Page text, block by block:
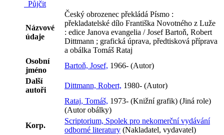
Půjčit
Názvové
údaje
Český obrozenec překládá Písmo :
překladatelské dílo Františka Novotného z Luže
: edice Janova evangelia / Josef Bartoň, Robert
Dittmann ; grafická úprava, předtisková příprava
a obálka Tomáš Rataj
Osobní
jméno
Bartoň, Josef, 1966- (Autor)
Další
autoři
Dittmann, Robert, 1980- (Autor)
Rataj, Tomáš, 1973- (Knižní grafik) (Jiná role)
(Autor obálky)
Korp.
Scriptorium, Spolek pro nekomerční vydávání
odborné literatury (Nakladatel, vydavatel)